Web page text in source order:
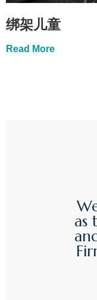
绑架儿童
Read More
as